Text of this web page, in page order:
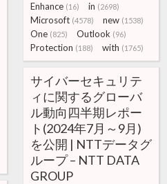
Enhance (16) in (2698)
Microsoft (4578) new (1538)
One (825) Outlook (96)
Protection (188) with (1765)
サイバーセキュリテ
ィに関するグローバ
ル動向四半期レポー
ト(2024年7月～9月)
を公開 | NTTデータグ
ループ – NTT DATA
GROUP